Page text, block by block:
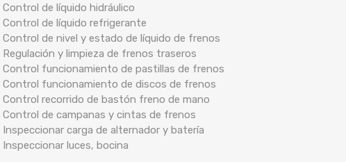
Control de líquido hidráulico
Control de líquido refrigerante
Control de nivel y estado de líquido de frenos
Regulación y limpieza de frenos traseros
Control funcionamiento de pastillas de frenos
Control funcionamiento de discos de frenos
Control recorrido de bastón freno de mano
Control de campanas y cintas de frenos
Inspeccionar carga de alternador y batería
Inspeccionar luces, bocina